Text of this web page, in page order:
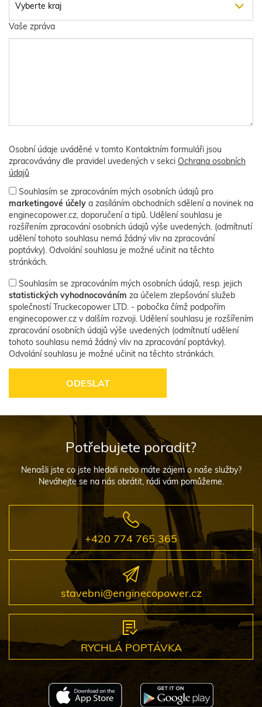
Vaše zpráva
Osobní údaje uváděné v tomto Kontaktním formuláři jsou
zpracovávány dle pravidel uvedených v sekci Ochrana osobních
údajů
Souhlasím se zpracováním mých osobních údajů pro
marketingové účely a zasíláním obchodních sdělení a novinek na
enginecopower.cz, doporučení a tipů. Udělení souhlasu je
rozšířením zpracování osobních údajů výše uvedených. (odmítnutí
udělení tohoto souhlasu nemá žádný vliv na zpracování
poptávky). Odvolání souhlasu je možné učinit na těchto
stránkách.
Souhlasím se zpracováním mých osobních údajů, resp. jejich
statistických vyhodnocováním za účelem zlepšování služeb
společností Truckecopower LTD. - pobočka čímž podpořím
enginecopower.cz v dalším rozvoji. Udělení souhlasu je rozšířením
zpracování osobních údajů výše uvedených (odmítnutí udělení
tohoto souhlasu nemá žádný vliv na zpracování poptávky).
Odvolání souhlasu je možné učinit na těchto stránkách.
Potřebujete poradit?
Nenašli jste co jste hledali nebo máte zájem o naše služby?
Neváhejte se na nás obrátit, rádi vám pomůžeme.
+420 774 765 365
stavebni@enginecopower.cz
RYCHLÁ POPTÁVKA